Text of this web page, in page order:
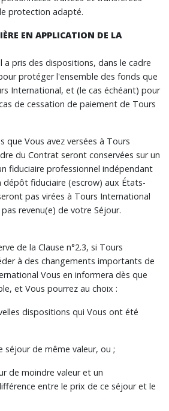
protection adapté.
EN APPLICATION DE LA
a pris des dispositions, dans le cadre
protéger l'ensemble des fonds que
International, et (le cas échéant) pour
de cessation de paiement de Tours
que Vous avez versées à Tours
du Contrat seront conservées sur un
fiduciaire professionnel indépendant
dépôt fiduciaire (escrow) aux États-
pas virées à Tours International
revenu(e) de votre Séjour.
de la Clause n°2.3, si Tours
à des changements importants de
Vous en informera dès que
et Vous pourrez au choix :
dispositions qui Vous ont été
séjour de même valeur, ou ;
de moindre valeur et un
entre le prix de ce séjour et le